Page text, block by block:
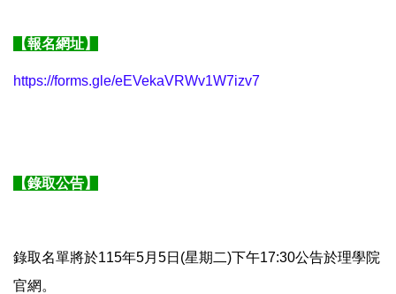
【報名網址】
https://forms.gle/eEVekaVRWv1W7izv7
【錄取公告】
錄取名單將於115年5月5日(星期二)下午17:30公告於理學院
官網。